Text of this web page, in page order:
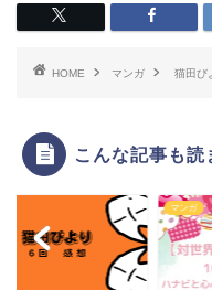
HOME マンガ 猫田び
こんな記事も読
マンガ